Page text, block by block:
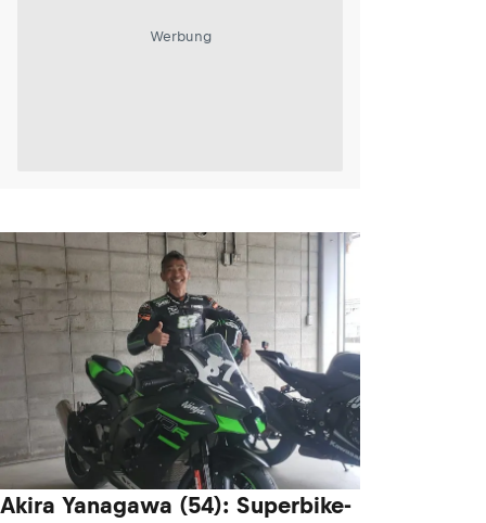
Werbung
Akira Yanagawa (54): Superbike-